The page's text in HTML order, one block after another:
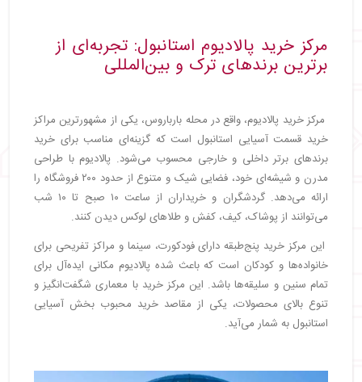
مرکز خرید پالادیوم استانبول: تجربه‌ای از
برترین برندهای ترک و بین‌المللی
مرکز خرید پالادیوم، واقع در محله بارباروس، یکی از مشهورترین مراکز
خرید قسمت آسیایی استانبول است که گزینه‌ای مناسب برای خرید
برندهای برتر داخلی و خارجی محسوب می‌شود. پالادیوم با طراحی
مدرن و شیشه‌ای خود، فضایی شیک و متنوع از حدود ۲۰۰ فروشگاه را
ارائه می‌دهد. گردشگران و خریداران از ساعت ۱۰ صبح تا ۱۰ شب
می‌توانند از پوشاک، کیف، کفش و طلاهای لوکس دیدن کنند.
این مرکز خرید پنج‌طبقه دارای فودکورت، سینما و مراکز تفریحی برای
خانواده‌ها و کودکان است که باعث شده پالادیوم مکانی ایده‌آل برای
تمام سنین و سلیقه‌ها باشد. این مرکز خرید با معماری شگفت‌انگیز و
تنوع بالای محصولات، یکی از مقاصد خرید محبوب بخش آسیایی
استانبول به شمار می‌آید.